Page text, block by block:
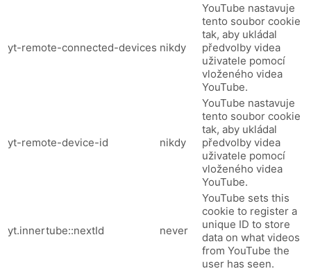
yt-remote-connected-devices nikdy
YouTube nastavuje
tento soubor cookie
tak, aby ukládal
předvolby videa
uživatele pomocí
vloženého videa
YouTube.
yt-remote-device-id nikdy
YouTube nastavuje
tento soubor cookie
tak, aby ukládal
předvolby videa
uživatele pomocí
vloženého videa
YouTube.
yt.innertube::nextId never
YouTube sets this
cookie to register a
unique ID to store
data on what videos
from YouTube the
user has seen.